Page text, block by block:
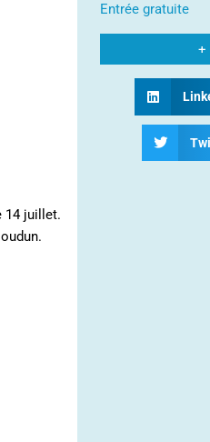
14 juillet.
Entrée gratuite
+